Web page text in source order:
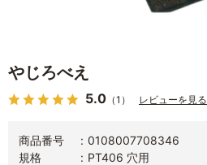
やじろべえ
5.0 （1） レビューを見る
商品番号
0108007708346
規格
PT406 穴用